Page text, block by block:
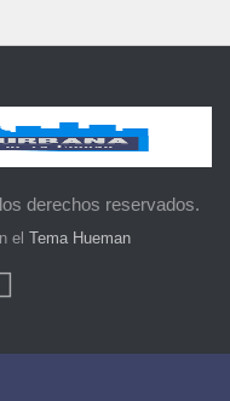
derechos reservados.
el Tema Hueman